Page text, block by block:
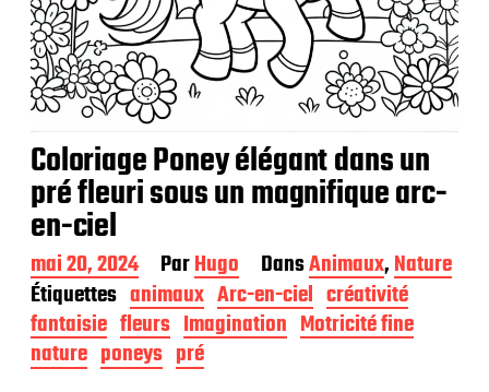
Coloriage Poney élégant dans un
pré fleuri sous un magnifique arc-
en-ciel
D
a
t
e
d
e
mai 20, 2024 ParHugo DansAnimaux,Nature
Étiquettes animaux Arc-en-ciel créativité
fantaisie fleurs Imagination Motricité fine
nature poneys pré